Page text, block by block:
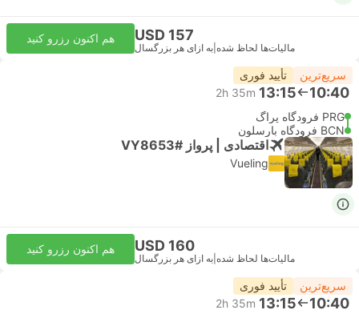
USD 157
مالیات‌ها لحاظ شده به ازای هر بزرگسال
هم اکنون رزرو کنید
سریع‌ترین تأیید فوری
10:40
13:15
2h 35m
PRG فرودگاه پراگ
BCN فرودگاه بارسلون
اقتصادی | پرواز #VY8653
Vueling
USD 160
مالیات‌ها لحاظ شده به ازای هر بزرگسال
هم اکنون رزرو کنید
سریع‌ترین تأیید فوری
10:40
13:15
2h 35m